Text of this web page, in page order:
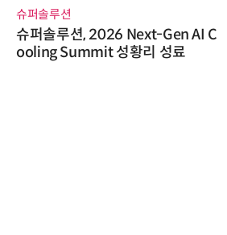
슈퍼솔루션
슈퍼솔루션, 2026 Next-Gen AI C
ooling Summit 성황리 성료